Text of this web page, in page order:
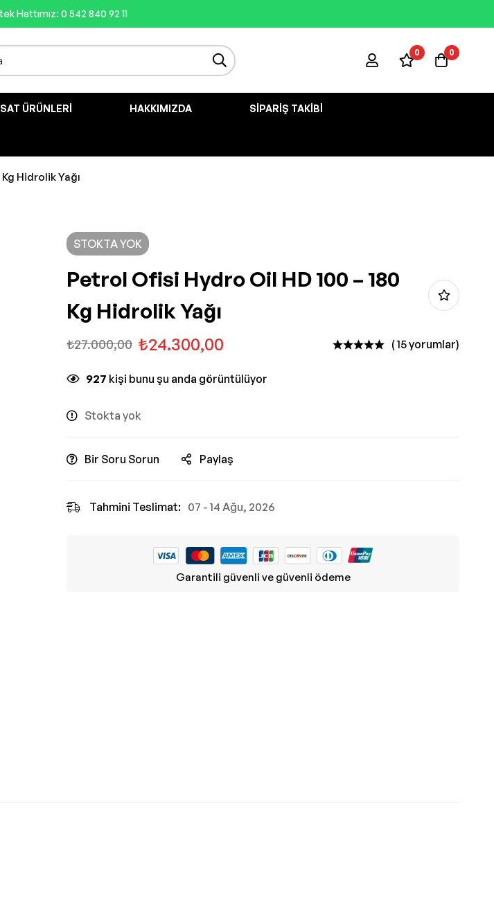
Hattımız: 0 542 840 92 11
0 0
ÜRÜNLERI HAKKIMIZDA SIPARIŞ TAKIBI
Hidrolik Yağı
STOKTA YOK
Petrol Ofisi Hydro Oil HD 100 – 180
Kg Hidrolik Yağı
₺27.000,00 ₺24.300,00 ( 15 yorumlar)
927 kişi bunu şu anda görüntülüyor
Stokta yok
Bir Soru Sorun Paylaş
Tahmini Teslimat: 07 - 14 Ağu, 2026
Garantili güvenli ve güvenli ödeme